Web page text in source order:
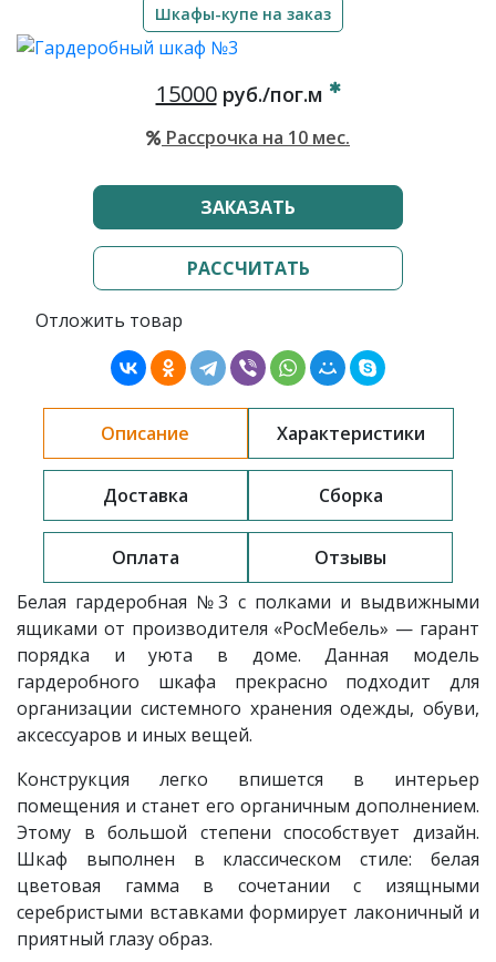
Шкафы-купе на заказ
15000руб./пог.м
Рассрочка на 10 мес.
ЗАКАЗАТЬ
РАССЧИТАТЬ
Отложить товар
Описание Характеристики
Доставка Сборка
Оплата
Отзывы
Белая гардеробная №3 с полками и выдвижными
ящиками от производителя «РосМебель» — гарант
порядка и уюта в доме. Данная модель
гардеробного шкафа прекрасно подходит для
организации системного хранения одежды, обуви,
аксессуаров и иных вещей.
Конструкция легко впишется в интерьер
помещения и станет его органичным дополнением.
Этому в большой степени способствует дизайн.
Шкаф выполнен в классическом стиле: белая
цветовая гамма в сочетании с изящными
серебристыми вставками формирует лаконичный и
приятный глазу образ.